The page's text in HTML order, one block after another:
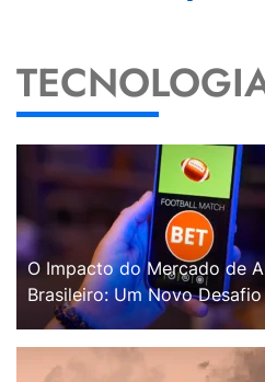
O Impacto do Mercado de
Brasileiro: Um Novo